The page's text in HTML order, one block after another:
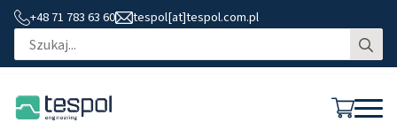
+48 71 783 63 60 tespol[at]tespol.com.pl